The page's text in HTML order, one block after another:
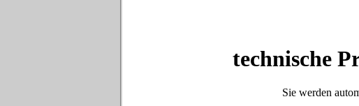
technische
Sie werden